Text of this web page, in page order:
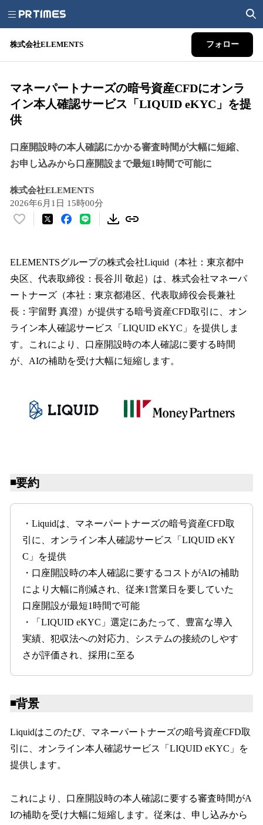
株式会社ELEMENTS フォロー
マネーパートナーズの暗号資産CFDにオンラ
イン本人確認サービス「LIQUID eKYC」を提
供
口座開設時の本人確認にかかる審査時間が大幅に短縮、
お申し込みから口座開設まで最短1時間で可能に
株式会社ELEMENTS
2026年6月1日 15時00分
い
！
数
読
み
込
み
中
で
ELEMENTSグループの株式会社Liquid（本社：東京都中
央区、代表取締役：長谷川 敬起）は、株式会社マネーパ
ートナーズ（本社：東京都港区、代表取締役会長兼社
長：宇留野 真澄）が提供する暗号資産CFD取引に、オン
ライン本人確認サービス「LIQUID eKYC」を提供しま
す。これにより、口座開設時の本人確認に要する時間
が、AIの補助を受け大幅に短縮します。
◾️要約
・Liquidは、マネーパートナーズの暗号資産CFD取
引に、オンライン本人確認サービス「LIQUID eKY
C」を提供
・口座開設時の本人確認に要するコストがAIの補助
により大幅に削減され、従来1営業日を要していた
口座開設が最短1時間で可能
・「LIQUID eKYC」選定にあたって、豊富な導入
実績、犯収法への対応力、システムの接続のしやす
さが評価され、採用に至る
◾️背景
Liquidはこのたび、マネーパートナーズの暗号資産CFD取
引に、オンライン本人確認サービス「LIQUID eKYC」を
提供します。
これにより、口座開設時の本人確認に要する審査時間がA
Iの補助を受け大幅に短縮します。従来は、申し込みから